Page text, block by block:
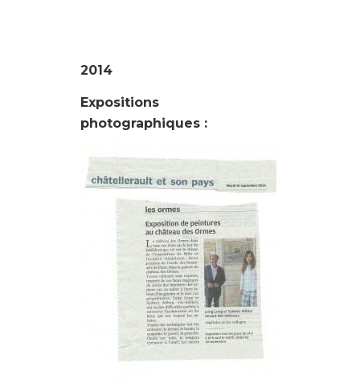
2014
Expositions
photographiques :